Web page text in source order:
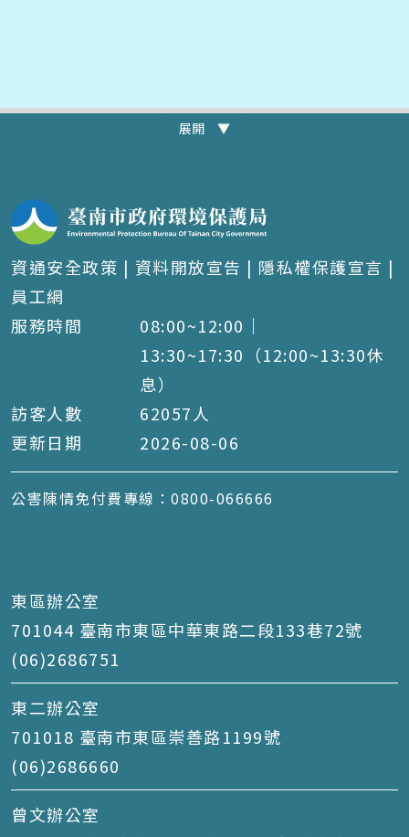
展開 ▼
資通安全政策 | 資料開放宣告 | 隱私權保護宣言 |
員工網
服務時間
08:00~12:00｜
13:30~17:30（12:00~13:30休
息）
訪客人數
62057 人
更新日期
2026-08-06
公害陳情免付費專線：0800-066666
東區辦公室
701044 臺南市東區中華東路二段133巷72號
(06)2686751
東二辦公室
701018 臺南市東區崇善路1199號
(06)2686660
曾文辦公室